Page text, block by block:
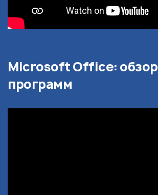
Microsoft Office: обзор
программ